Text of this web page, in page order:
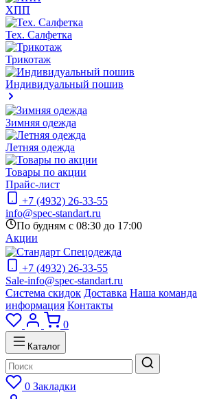
ХПП
Тех. Салфетка
Трикотаж
Индивидуальный пошив
Зимняя одежда
Летняя одежда
Товары по акции
Прайс-лист
+7 (4932) 26-33-55
info@spec-standart.ru
По будням с 08:30 до 17:00
Акции
+7 (4932) 26-33-55
Sale-info@spec-standart.ru
Система скидок Доставка Наша команда
информация Контакты
0
Каталог
0 Закладки